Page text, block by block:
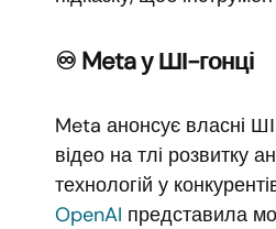
♾️ Meta у ШІ-гонці
Meta анонсує власні
відео на тлі розвитку
технологій у
OpenAI представила